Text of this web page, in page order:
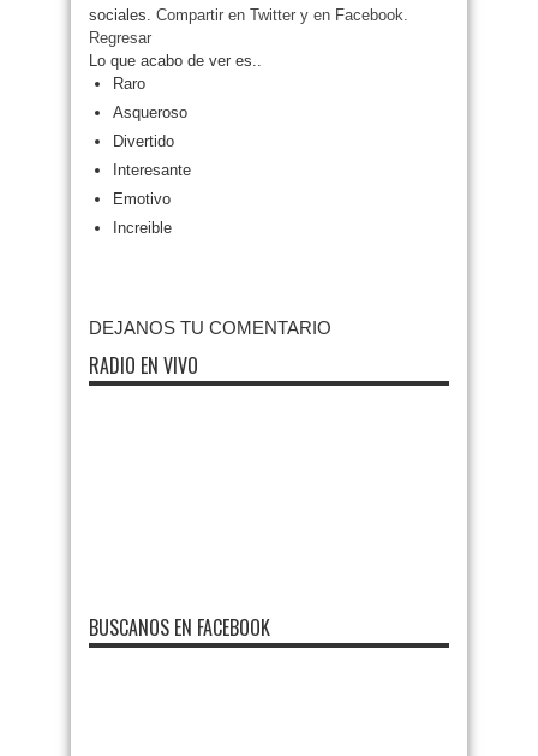
sociales. Compartir en Twitter y en Facebook.
Regresar
Lo que acabo de ver es..
Raro
Asqueroso
Divertido
Interesante
Emotivo
Increible
DEJANOS TU COMENTARIO
RADIO EN VIVO
BUSCANOS EN FACEBOOK